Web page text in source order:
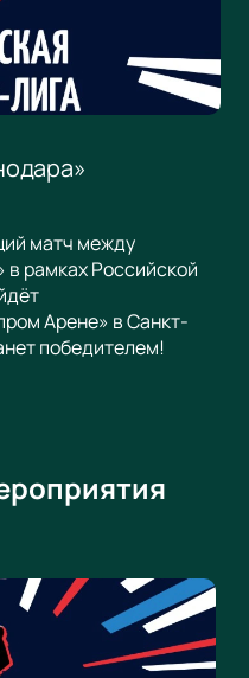
матч между
рамках Российской
Арене» в Санкт-
победителем!